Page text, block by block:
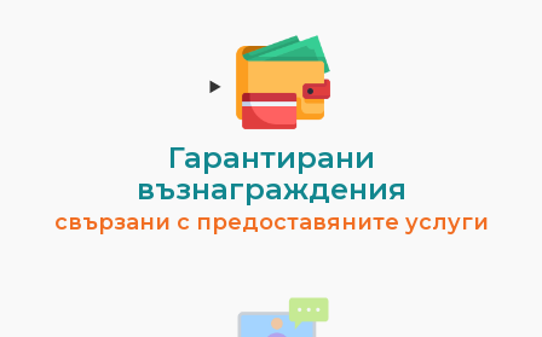
Гарантирани
възнаграждения
свързани с предоставяните услуги